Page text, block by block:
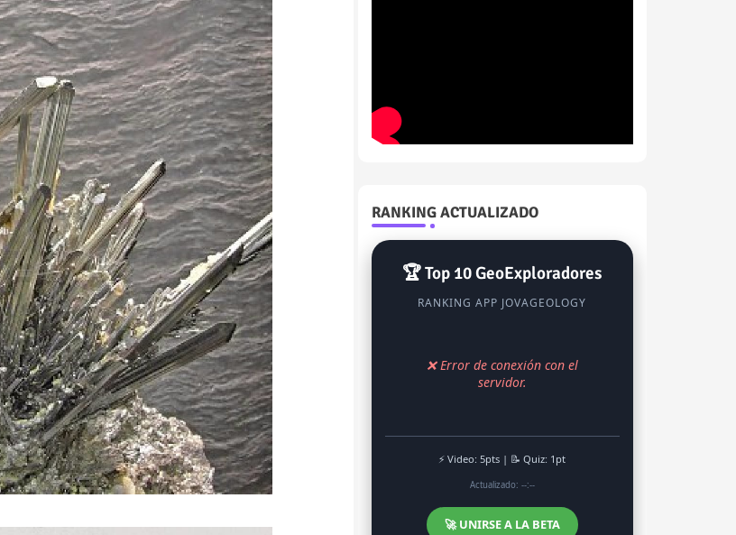
RANKING ACTUALIZADO
🏆 Top 10 GeoExploradores
RANKING APP JOVAGEOLOGY
❌ Error de conexión con el
servidor.
⚡ Video: 5pts | 📝 Quiz: 1pt
Actualizado: --:--
🚀 UNIRSE A LA BETA